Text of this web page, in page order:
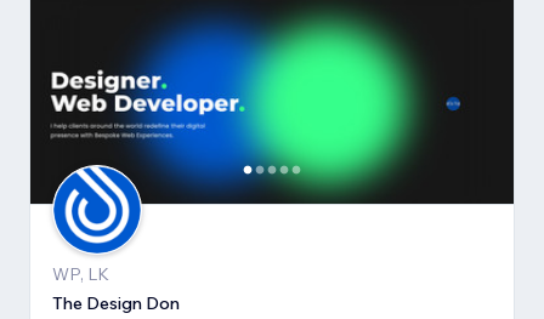
WP, LK
The Design Don